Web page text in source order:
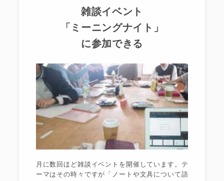
雑談イベント
「ミーニングナイト」
に参加できる
月に数回ほど雑談イベントを開催しています。テ
ーマはその時々ですが「ノートや文具について語